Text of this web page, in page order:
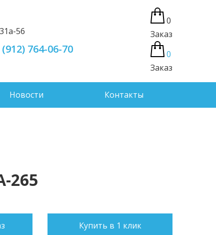
56
764-06-70
0
Заказ
0
Заказ
Новости Контакты
265
Купить в 1 клик